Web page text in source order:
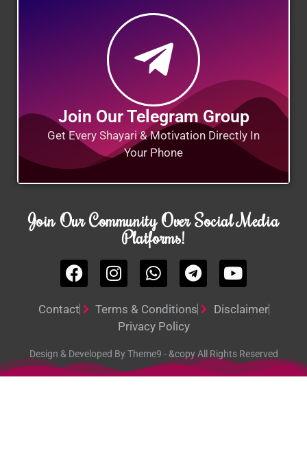
Join Our Telegram Group
Get Every Shayari & Motivation Directly In
Your Phone
Join Our Community Over Social Media
Platforms!
Contact Terms & Conditions
Disclaimer
Privacy Policy
Design & Developed By Theme9 - &copy All Rights Reserved